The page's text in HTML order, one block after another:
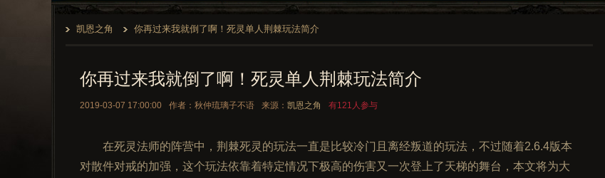
凯恩之角 你再过来我就倒了啊！死灵单人荆棘玩法简介
你再过来我就倒了啊！死灵单人荆棘玩法简介
2019-03-07 17:00:00 作者：秋仲琉璃子不语 来源： 凯恩之角 有121人参与
在死灵法师的阵营中，荆棘死灵的玩法一直是比较冷门且离经叛道的玩法，不过随着2.6.4版本
对散件对戒的加强，这个玩法依靠着特定情况下极高的伤害又一次登上了天梯的舞台，本文将为大